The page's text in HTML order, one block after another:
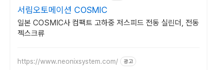
서림오토메이션 COSMIC
일본 COSMIC사 컴팩트 고하중 저스피드 전동 실린더, 전동
젝스크류
https://www.neonixsystem.com/ 광고